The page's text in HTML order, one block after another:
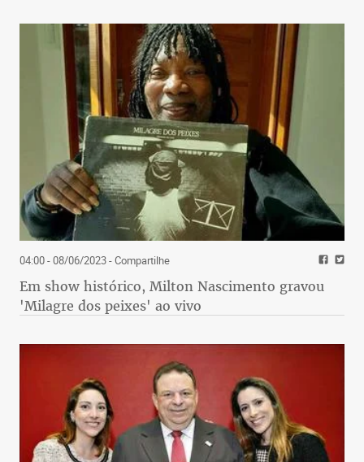
04:00 - 08/06/2023- Compartilhe
Em show histórico, Milton Nascimento gravou
'Milagre dos peixes' ao vivo